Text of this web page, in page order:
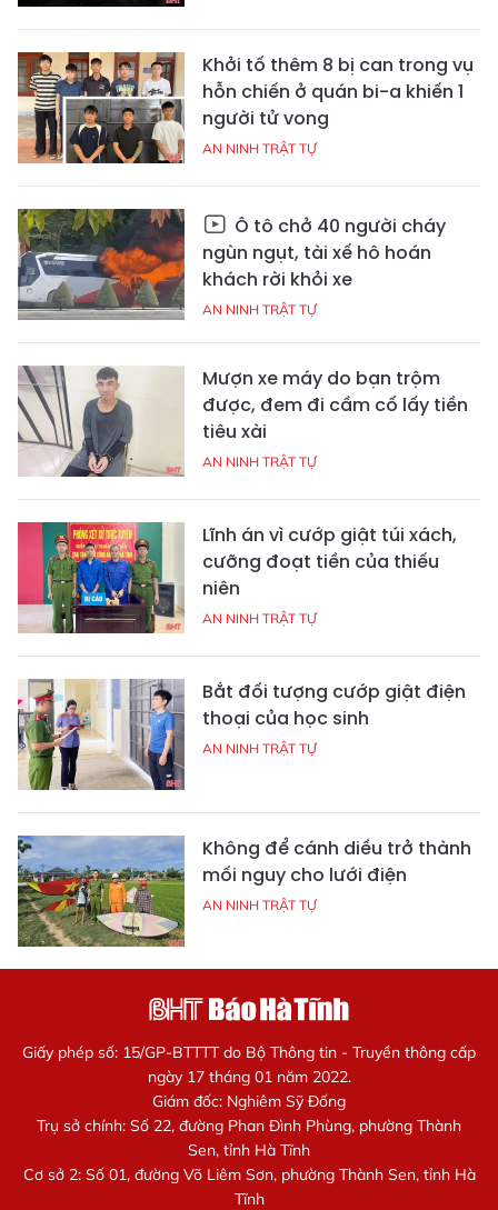
Khởi tố thêm 8 bị can trong vụ
hỗn chiến ở quán bi-a khiến 1
người tử vong
AN NINH TRẬT TỰ
Ô tô chở 40 người cháy
ngùn ngụt, tài xế hô hoán
khách rời khỏi xe
AN NINH TRẬT TỰ
Mượn xe máy do bạn trộm
được, đem đi cầm cố lấy tiền
tiêu xài
AN NINH TRẬT TỰ
Lĩnh án vì cướp giật túi xách,
cưỡng đoạt tiền của thiếu
niên
AN NINH TRẬT TỰ
Bắt đối tượng cướp giật điện
thoại của học sinh
AN NINH TRẬT TỰ
Không để cánh diều trở thành
mối nguy cho lưới điện
AN NINH TRẬT TỰ
Giấy phép số: 15/GP-BTTTT do Bộ Thông tin - Truyền thông cấp
ngày 17 tháng 01 năm 2022.
Giám đốc: Nghiêm Sỹ Đống
Trụ sở chính: Số 22, đường Phan Đình Phùng, phường Thành
Sen, tỉnh Hà Tĩnh
Cơ sở 2: Số 01, đường Võ Liêm Sơn, phường Thành Sen, tỉnh Hà
Tĩnh